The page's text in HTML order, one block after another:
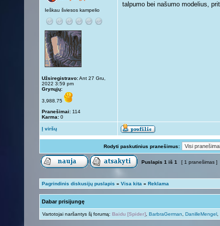
Ieškau šviesos kampelio
Užsiregistravo:Ant 27 Gru,
2022 3:59 pm
Grynųjų:
3,988.75
Pranešimai: 114
Karma: 0
talpumo bei našumo modelius,
Į viršų
Rodyti paskutinius pranešimus:
Puslapis 1 iš 1 [ 1 pranešimas ]
Pagrindinis diskusijų puslapis » Visa kita » Reklama
Dabar prisijungę
Vartotojai naršantys šį forumą: Baidu [Spider] BarbraGerman DanilleMengel